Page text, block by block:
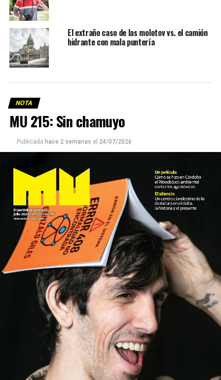
El extraño caso de las molotov vs. el camión
hidrante con mala puntería
NOTA
MU 215: Sin chamuyo
Publicada hace 2 semanas el 24/07/2026